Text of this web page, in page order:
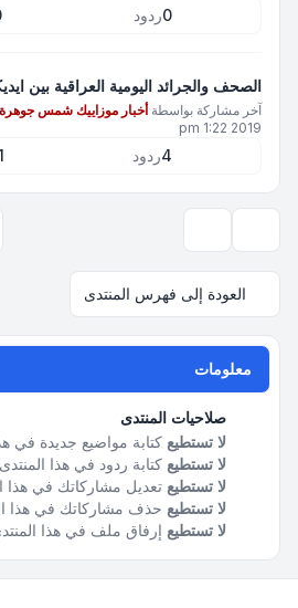
0ردود
الصحف والجرائد اليومية العراقية بين
آخر مشاركة بواسطةأخبار موزاييك شمس
2019 1:22 pm
4ردود
العودة إلى فهرس المنتدى
معلومات
صلاحيات المنتدى
لا تستطيع كتابة مواضيع جديدة في
لا تستطيع كتابة ردود في هذا المنتدى
لا تستطيع تعديل مشاركاتك في هذا
لا تستطيع حذف مشاركاتك في هذا
لا تستطيع إرفاق ملف في هذا